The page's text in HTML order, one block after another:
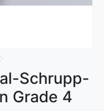
Schrupp-
Grade 4